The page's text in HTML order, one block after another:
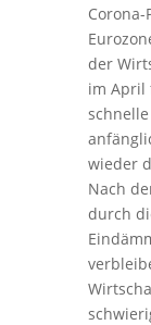
der
im April
wieder
Nach
durch